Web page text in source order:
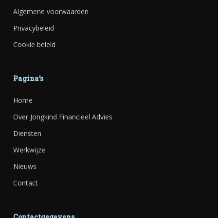
Algemene voorwaarden
Privacybeleid
Cookie beleid
Pagina’s
Home
Over Jongkind Financieel Advies
Diensten
Werkwijze
Nieuws
Contact